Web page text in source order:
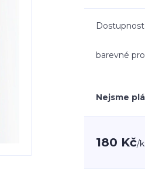
Dostupnost
barevné
Nejsme
180 Kč/